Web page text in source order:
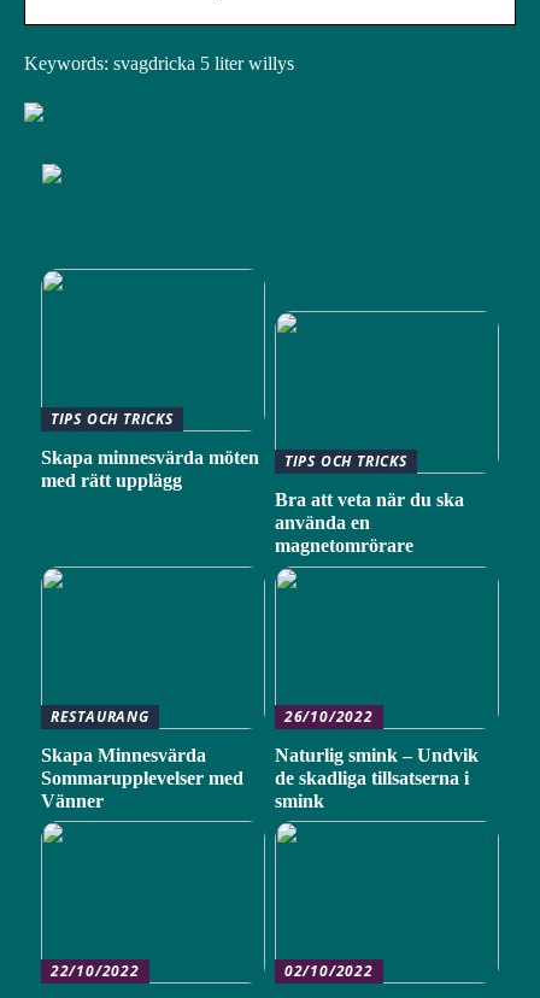
Keywords: svagdricka 5 liter willys
TIPS OCH TRICKS
Skapa minnesvärda möten
med rätt upplägg
TIPS OCH TRICKS
Bra att veta när du ska
använda en
magnetomrörare
RESTAURANG
Skapa Minnesvärda
Sommarupplevelser med
Vänner
26/10/2022
Naturlig smink – Undvik
de skadliga tillsatserna i
smink
22/10/2022
02/10/2022